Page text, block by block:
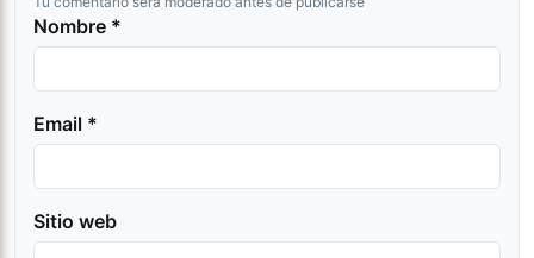
Nombre *
Email *
Sitio web